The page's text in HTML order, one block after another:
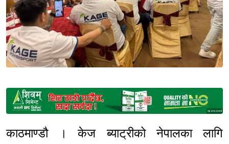
Sponsored
काठमाण्डौ । केज ब्याट्रीको नेपालका लागि